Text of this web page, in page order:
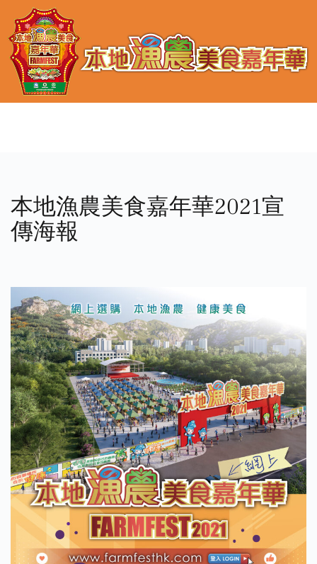
本地漁農美食嘉年華2021宣
傳海報